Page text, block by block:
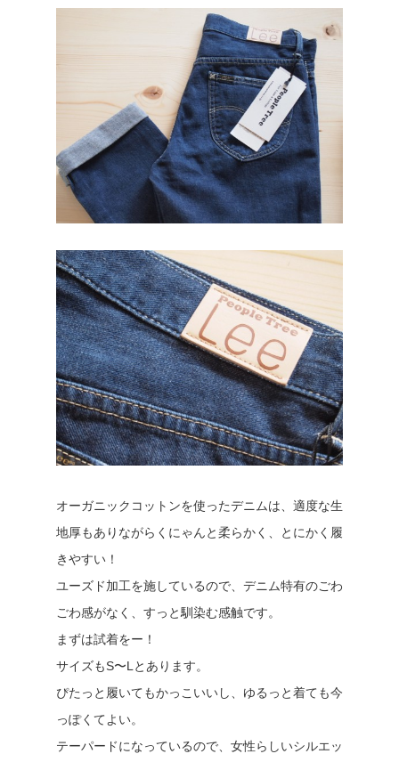
オーガニックコットンを使ったデニムは、適度な生
地厚もありながらくにゃんと柔らかく、とにかく履
きやすい！
ユーズド加工を施しているので、デニム特有のごわ
ごわ感がなく、すっと馴染む感触です。
まずは試着をー！
サイズもS〜Lとあります。
ぴたっと履いてもかっこいいし、ゆるっと着ても今
っぽくてよい。
テーパードになっているので、女性らしいシルエッ